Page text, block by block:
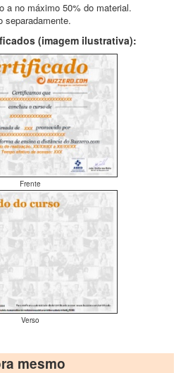
a no máximo 50% do material.
separadamente.
(imagem ilustrativa):
Frente
Verso
mesmo